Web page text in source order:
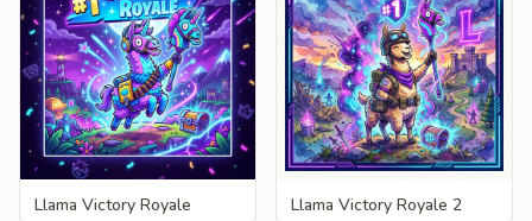
Llama Victory Royale Llama Victory Royale 2